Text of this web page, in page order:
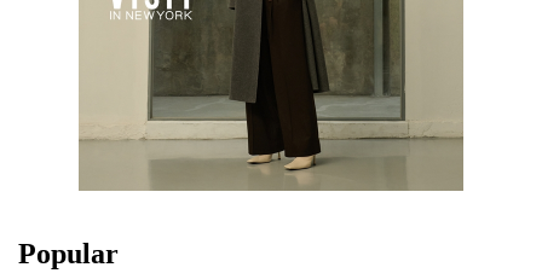
Popular